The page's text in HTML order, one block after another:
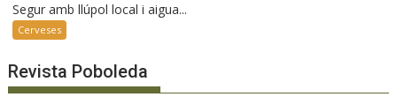
Segur amb llúpol local i aigua...
Cerveses
Revista Poboleda